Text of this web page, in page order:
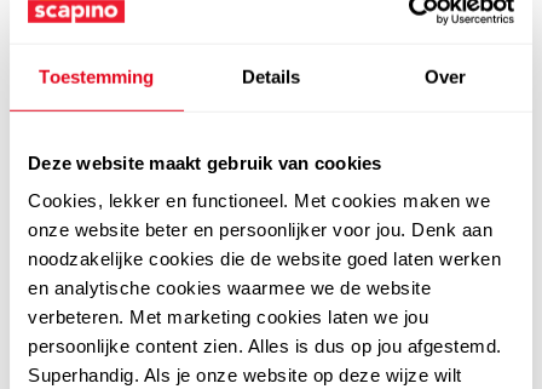
Toestemming Details Over
Deze website maakt gebruik van cookies
Cookies, lekker en functioneel. Met cookies maken we
onze website beter en persoonlijker voor jou. Denk aan
noodzakelijke cookies die de website goed laten werken
en analytische cookies waarmee we de website
verbeteren. Met marketing cookies laten we jou
persoonlijke content zien. Alles is dus op jou afgestemd.
Superhandig. Als je onze website op deze wijze wilt